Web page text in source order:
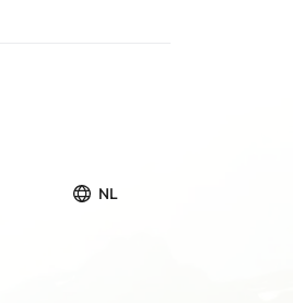
NL